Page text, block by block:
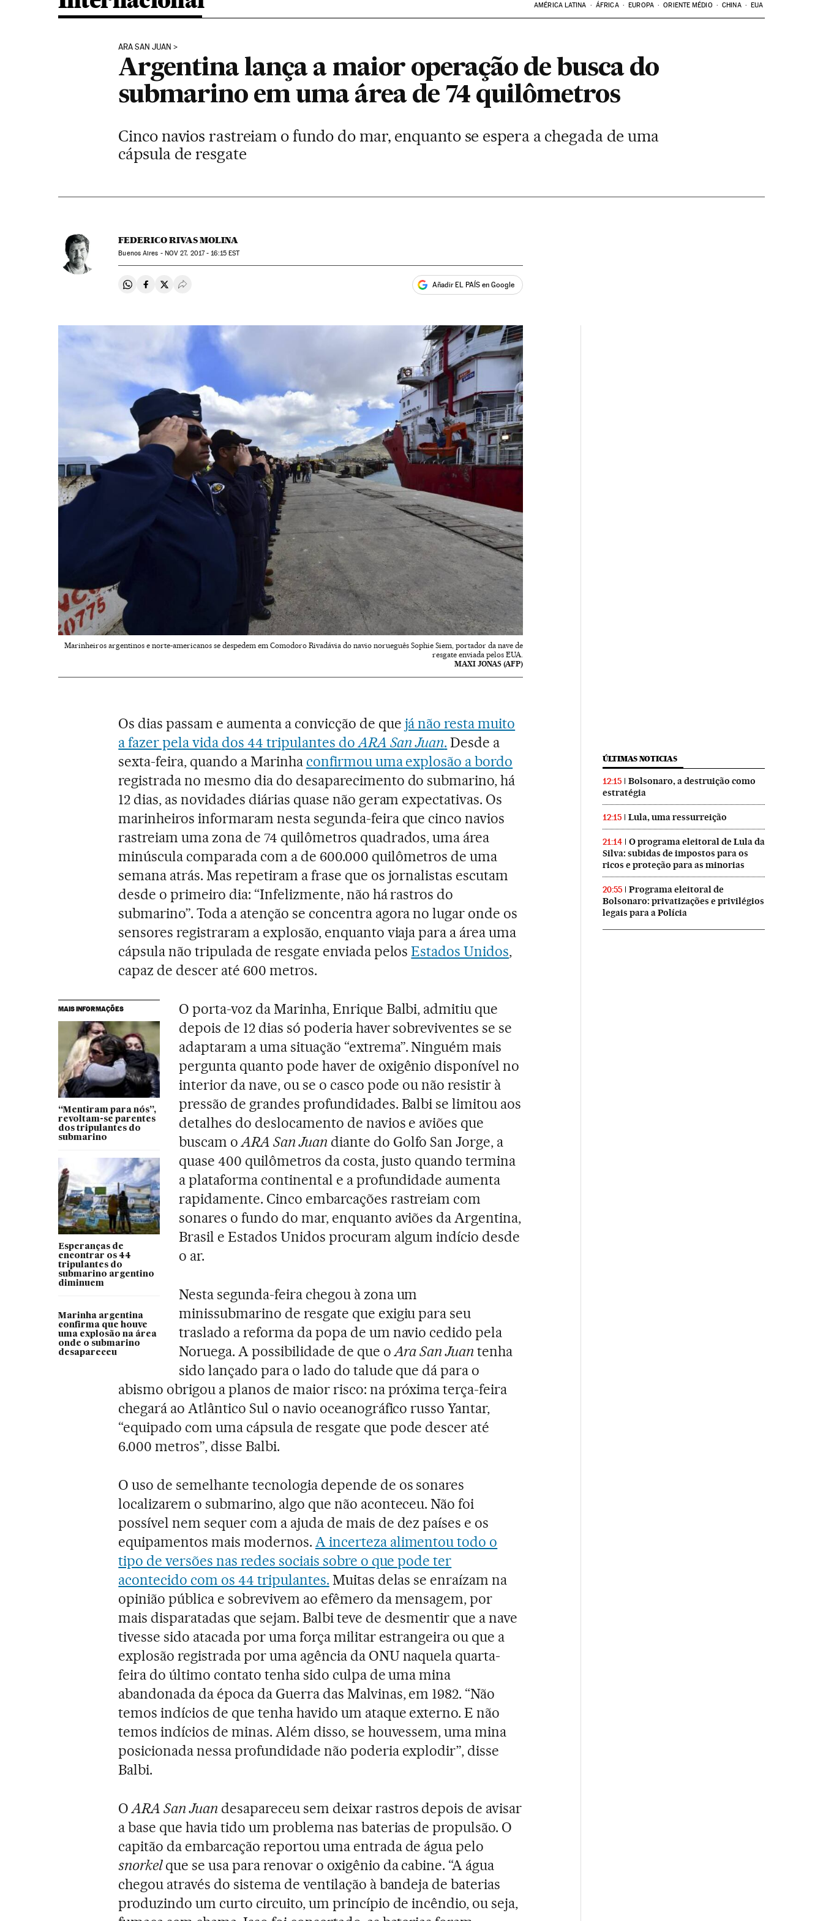
AMÉRICA LATINA ÁFRICA EUROPA ORIENTE MÉDIO CHINA EUA
ARA SAN JUAN
Argentina lança a maior operação de busca do
submarino em uma área de 74 quilômetros
Cinco navios rastreiam o fundo do mar, enquanto se espera a chegada de uma
cápsula de resgate
FEDERICO RIVAS MOLINA
Buenos Aires - NOV 27, 2017 - 16:15EST
Compartir en Whatsapp
Compartir en Facebook
Compartir en Twitter
Desplegar Redes Sociales Añadir EL PAÍS en Google
Marinheiros argentinos e norte-americanos se despedem em Comodoro Rivadávia do navio norueguês Sophie Siem, portador da nave de
resgate enviada pelos EUA.
MAXI JONAS (AFP)
Os dias passam e aumenta a convicção de que já não resta muito
a fazer pela vida dos 44 tripulantes doARA San Juan. Desde a
sexta-feira, quando a Marinha confirmou uma explosão a bordo
registrada no mesmo dia do desaparecimento do submarino, há
12 dias, as novidades diárias quase não geram expectativas. Os
marinheiros informaram nesta segunda-feira que cinco navios
rastreiam uma zona de 74 quilômetros quadrados, uma área
minúscula comparada com a de 600.000 quilômetros de uma
semana atrás. Mas repetiram a frase que os jornalistas escutam
desde o primeiro dia: “Infelizmente, não há rastros do
submarino”. Toda a atenção se concentra agora no lugar onde os
sensores registraram a explosão, enquanto viaja para a área uma
cápsula não tripulada de resgate enviada pelosEstados Unidos,
capaz de descer até 600 metros.
MAIS INFORMAÇÕES
“Mentiram para nós”,
revoltam-se parentes
dos tripulantes do
submarino
Esperanças de
encontrar os 44
tripulantes do
submarino argentino
diminuem
Marinha argentina
confirma que houve
uma explosão na área
onde o submarino
desapareceu
O porta-voz da Marinha, Enrique Balbi, admitiu que
depois de 12 dias só poderia haver sobreviventes se se
adaptaram a uma situação “extrema”. Ninguém mais
pergunta quanto pode haver de oxigênio disponível no
interior da nave, ou se o casco pode ou não resistir à
pressão de grandes profundidades. Balbi se limitou aos
detalhes do deslocamento de navios e aviões que
buscam oARA San Juandiante do Golfo San Jorge, a
quase 400 quilômetros da costa, justo quando termina
a plataforma continental e a profundidade aumenta
rapidamente. Cinco embarcações rastreiam com
sonares o fundo do mar, enquanto aviões da Argentina,
Brasil e Estados Unidos procuram algum indício desde
o ar.
Nesta segunda-feira chegou à zona um
minissubmarino de resgate que exigiu para seu
traslado a reforma da popa de um navio cedido pela
Noruega. A possibilidade de que oAra San Juantenha
sido lançado para o lado do talude que dá para o
abismo obrigou a planos de maior risco: na próxima terça-feira
chegará ao Atlântico Sul o navio oceanográfico russo Yantar,
“equipado com uma cápsula de resgate que pode descer até
6.000 metros”, disse Balbi.
O uso de semelhante tecnologia depende de os sonares
localizarem o submarino, algo que não aconteceu. Não foi
possível nem sequer com a ajuda de mais de dez países e os
equipamentos mais modernos. A incerteza alimentou todo o
tipo de versões nas redes sociais sobre o que pode ter
acontecido com os 44 tripulantes. Muitas delas se enraízam na
opinião pública e sobrevivem ao efêmero da mensagem, por
mais disparatadas que sejam. Balbi teve de desmentir que a nave
tivesse sido atacada por uma força militar estrangeira ou que a
explosão registrada por uma agência da ONU naquela quarta-
feira do último contato tenha sido culpa de uma mina
abandonada da época da Guerra das Malvinas, em 1982. “Não
temos indícios de que tenha havido um ataque externo. E não
temos indícios de minas. Além disso, se houvessem, uma mina
posicionada nessa profundidade não poderia explodir”, disse
Balbi.
OARA San Juan desapareceu sem deixar rastros depois de avisar
a base que havia tido um problema nas baterias de propulsão. O
capitão da embarcação reportou uma entrada de água pelo
snorkelque se usa para renovar o oxigênio da cabine. “A água
chegou através do sistema de ventilação à bandeja de baterias
produzindo um curto circuito, um princípio de incêndio, ou seja,
ÚLTIMAS NOTICIAS
12:15
Bolsonaro, a destruição como
estratégia
12:15 Lula, uma ressurreição
21:14
O programa eleitoral de Lula da
Silva: subidas de impostos para os
ricos e proteção para as minorias
20:55
Programa eleitoral de
Bolsonaro: privatizações e privilégios
legais para a Polícia